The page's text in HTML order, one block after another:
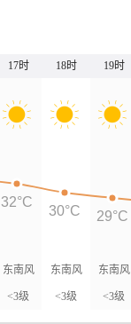
17时 18时 19时
东南风
<3级
东南风
<3级
东南风
<3级
32°C
30°C 29°C